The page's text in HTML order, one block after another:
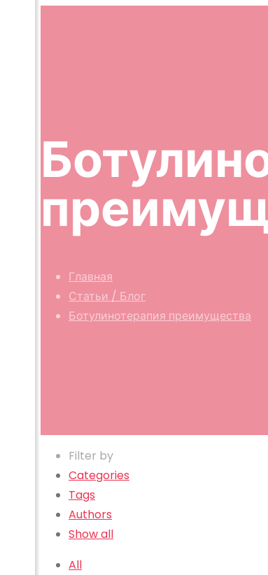
Главная
Статьи / Блог
Ботулинотерапия преимущества
Filter by
Categories
Tags
Authors
Show all
All